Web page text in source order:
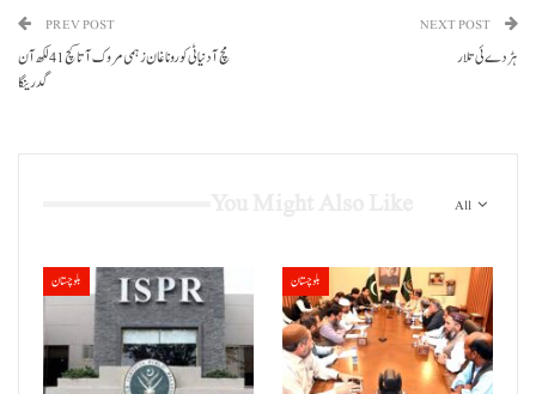
PREV POST
مچ آ دنیا ٹی کورونا غان زہمی مروک آتا کچ 41 لکھ آن
گدرینگا
NEXT POST
ہڑدے ئی تلار
All
بلوچستان بلوچستان